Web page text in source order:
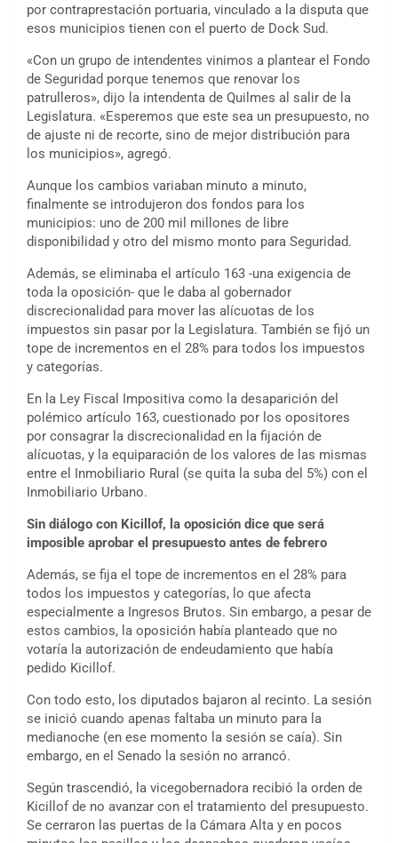
por contraprestación portuaria, vinculado a la disputa que
esos municipios tienen con el puerto de Dock Sud.
«Con un grupo de intendentes vinimos a plantear el Fondo
de Seguridad porque tenemos que renovar los
patrulleros», dijo la intendenta de Quilmes al salir de la
Legislatura. «Esperemos que este sea un presupuesto, no
de ajuste ni de recorte, sino de mejor distribución para
los municipios», agregó.
Aunque los cambios variaban minuto a minuto,
finalmente se introdujeron dos fondos para los
municipios: uno de 200 mil millones de libre
disponibilidad y otro del mismo monto para Seguridad.
Además, se eliminaba el artículo 163 -una exigencia de
toda la oposición- que le daba al gobernador
discrecionalidad para mover las alícuotas de los
impuestos sin pasar por la Legislatura. También se fijó un
tope de incrementos en el 28% para todos los impuestos
y categorías.
En la Ley Fiscal Impositiva como la desaparición del
polémico artículo 163, cuestionado por los opositores
por consagrar la discrecionalidad en la fijación de
alícuotas, y la equiparación de los valores de las mismas
entre el Inmobiliario Rural (se quita la suba del 5%) con el
Inmobiliario Urbano.
Sin diálogo con Kicillof, la oposición dice que será
imposible aprobar el presupuesto antes de febrero
Además, se fija el tope de incrementos en el 28% para
todos los impuestos y categorías, lo que afecta
especialmente a Ingresos Brutos. Sin embargo, a pesar de
estos cambios, la oposición había planteado que no
votaría la autorización de endeudamiento que había
pedido Kicillof.
Con todo esto, los diputados bajaron al recinto. La sesión
se inició cuando apenas faltaba un minuto para la
medianoche (en ese momento la sesión se caía). Sin
embargo, en el Senado la sesión no arrancó.
Según trascendió, la vicegobernadora recibió la orden de
Kicillof de no avanzar con el tratamiento del presupuesto.
Se cerraron las puertas de la Cámara Alta y en pocos